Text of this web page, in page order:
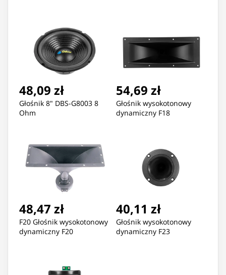
48,09 zł
Głośnik 8" DBS-G8003 8
Ohm
54,69 zł
Głośnik wysokotonowy
dynamiczny F18
48,47 zł
F20 Głośnik wysokotonowy
dynamiczny F20
40,11 zł
Głośnik wysokotonowy
dynamiczny F23